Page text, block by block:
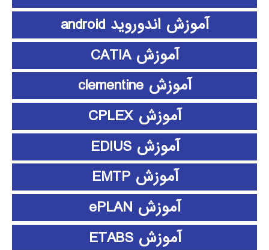
آموزش اندوروید android
آموزش CATIA
آموزش clementine
آموزش CPLEX
آموزش EDIUS
آموزش EMTP
آموزش ePLAN
آموزش ETABS